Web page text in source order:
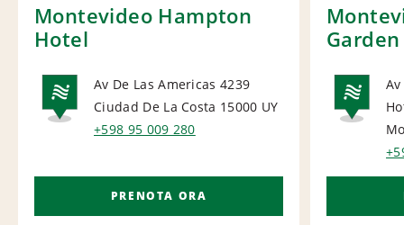
Montevideo Hampton
Hotel
NATIONAL
Av De Las Americas 4239
Ciudad De La Costa 15000 UY
+598 95 009 280
PRENOTA ORA